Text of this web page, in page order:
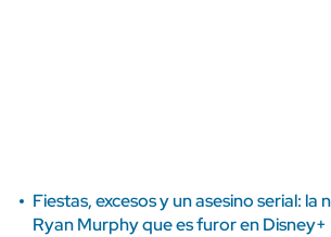
Fiestas, excesos y un asesino serial: la
Ryan Murphy que es furor en Disney+